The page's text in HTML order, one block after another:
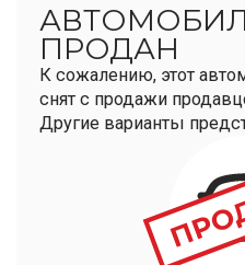
ПРОДАН
К сожалению, этот
снят с продажи
Другие варианты